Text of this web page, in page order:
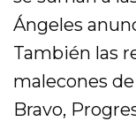
Ángeles
También las
malecones
Bravo,